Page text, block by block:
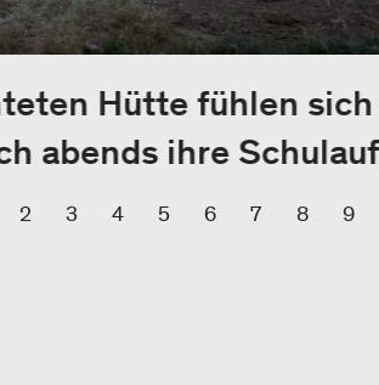
Hütte fühlen
abends ihre
2 3 4 5 6 7 8 9